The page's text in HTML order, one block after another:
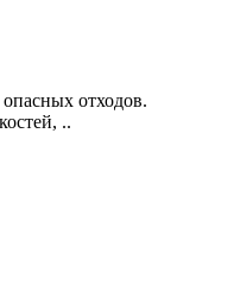
опасных отходов.
..